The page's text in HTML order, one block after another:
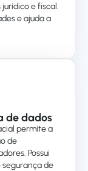
e fiscal.
e ajuda a
de dados
permite a
de
Possui
segurança de